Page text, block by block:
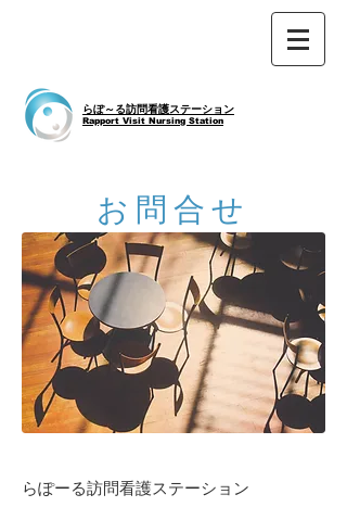
らぽ～る訪問看護ステーション
Rapport Visit Nursing Station
お問合せ
らぽーる訪問看護ステーション